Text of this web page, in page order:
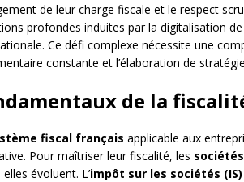
de leur charge fiscale et le respect
profondes induites par la digitalisation
Ce défi complexe nécessite une
constante et l’élaboration de
de la
fiscal français applicable aux
Pour maîtriser leur fiscalité, les sociétés
évoluent. L’impôt sur les sociétés (IS)